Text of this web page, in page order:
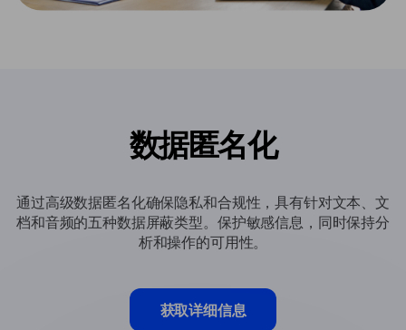
数据匿名化
通过高级数据匿名化确保隐私和合规性，具有针对文本、文
档和音频的五种数据屏蔽类型。保护敏感信息，同时保持分
析和操作的可用性。
获取详细信息